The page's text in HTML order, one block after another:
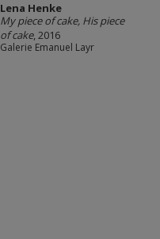
Lena Henke
My piece of cake, His piece
of cake, 2016
Galerie Emanuel Layr